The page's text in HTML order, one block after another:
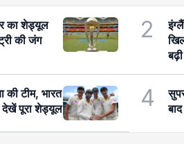
का शेड्यूल
की जंग
2
टीम, भारत
देखें पूरा शेड्यूल
4